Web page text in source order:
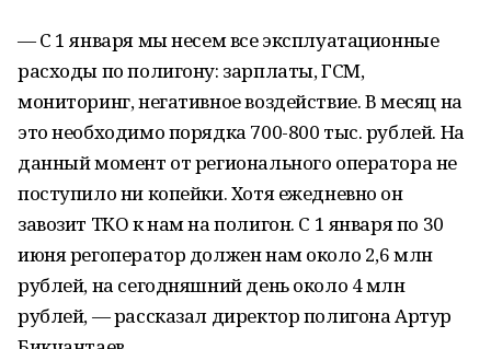
— С 1 января мы несем все эксплуатационные
расходы по полигону: зарплаты, ГСМ,
мониторинг, негативное воздействие. В месяц на
это необходимо порядка 700-800 тыс. рублей. На
данный момент от регионального оператора не
поступило ни копейки. Хотя ежедневно он
завозит ТКО к нам на полигон. С 1 января по 30
июня регоператор должен нам около 2,6 млн
рублей, на сегодняшний день около 4 млн
рублей, — рассказал директор полигона Артур